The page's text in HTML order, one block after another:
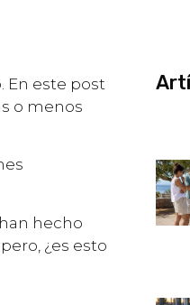
En este post
o menos
hecho
¿es esto